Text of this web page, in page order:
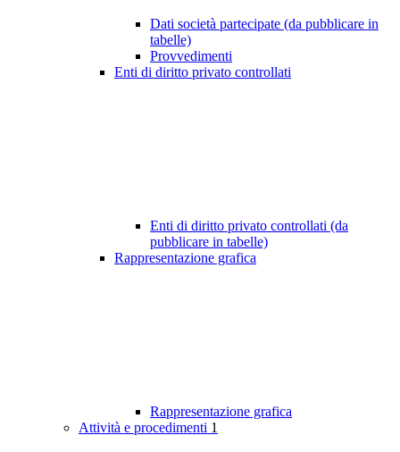
Dati società partecipate (da pubblicare in
tabelle)
Provvedimenti
Enti di diritto privato controllati
Enti di diritto privato controllati (da
pubblicare in tabelle)
Rappresentazione grafica
Rappresentazione grafica
Attività e procedimenti 1